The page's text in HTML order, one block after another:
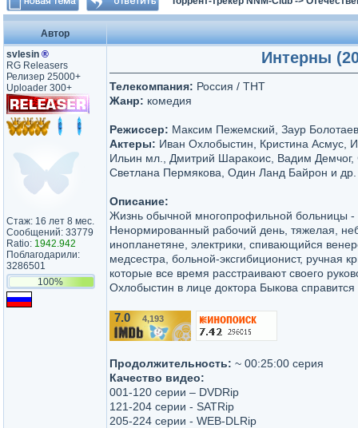
Автор
svlesin ®
RG Releasers
Релизер 25000+
Uploader 300+
Стаж: 16 лет 8 мес.
Сообщений: 33779
Ratio: 1942.942
Поблагодарили:
3286501
100%
Интерны
Телекомпания: Россия / ТНТ
Жанр: комедия
Режиссер: Максим Пежемский, Заур
Актеры: Иван Охлобыстин, Кристина Асмус,
Ильин мл., Дмитрий Шаракоис, Вадим
Светлана Пермякова, Один Ланд Байрон и др.
Описание:
Жизнь обычной многопрофильной больницы -
Ненормированный рабочий день, тяжелая,
инопланетяне, электрики, спивающийся
медсестра, больной-эксгибиционист, ручная
которые все время расстраивают своего
Охлобыстин в лице доктора Быкова справится
7.0 4,193
Продолжительность: ~ 00:25:00 серия
Качество видео:
001-120 серии – DVDRip
121-204 серии - SATRip
205-224 серии - WEB-DLRip